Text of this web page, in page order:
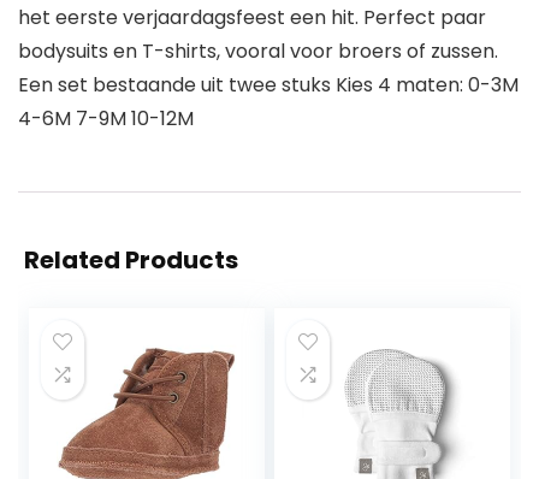
het eerste verjaardagsfeest een hit. Perfect paar
bodysuits en T-shirts, vooral voor broers of zussen.
Een set bestaande uit twee stuks Kies 4 maten: 0-3M
4-6M 7-9M 10-12M
Related Products